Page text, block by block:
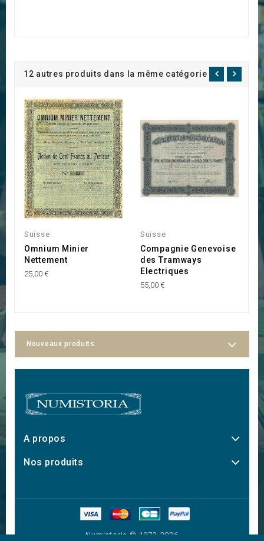
12 autres produits dans la même catégorie :
Suisse
Omnium Minier
Nettement
25,00 €
Suisse
Compagnie Genevoise
des Tramways
Electriques
55,00 €
Nouveaux produits
A propos
Nos produits
Numistoria © 1973-2026